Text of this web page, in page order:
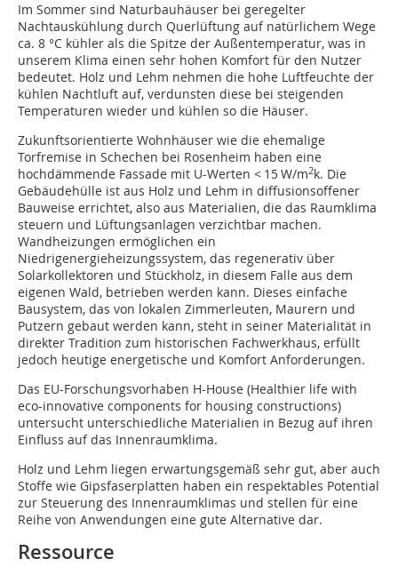
Im Sommer sind Naturbauhäuser bei geregelter
Nachtauskühlung durch Querlüftung auf natürlichem Wege
ca. 8 °C kühler als die Spitze der Außentemperatur, was in
unserem Klima einen sehr hohen Komfort für den Nutzer
bedeutet. Holz und Lehm nehmen die hohe Luftfeuchte der
kühlen Nachtluft auf, verdunsten diese bei steigenden
Temperatu­ren wieder und kühlen so die Häuser.
Zukunftsorientierte Wohnhäuser wie die ehemalige
Torfremise in Schechen bei Rosenheim haben eine
hochdämmende Fassade mit U-Werten < 15 W/m2k. Die
Gebäudehülle ist aus Holz und Lehm in diffusionsoffener
Bauweise errichtet, also aus Materialien, die das Raumklima
steuern und Lüftungsanlagen verzichtbar machen.
Wandheizungen ermöglichen ein
Niedrigenergieheizungssystem, das regenerativ über
Solarkollektoren und Stückholz, in diesem Falle aus dem
eigenen Wald, betrieben werden kann. Dieses einfache
Bausystem, das von lokalen Zimmerleuten, Maurern und
Putzern gebaut werden kann, steht in seiner Materialität in
direkter Tradition zum historischen Fachwerkhaus, erfüllt
jedoch heutige energetische und Komfort Anforderungen.
Das EU-Forschungsvorhaben H-House (Healthier life with
eco-innovative components for housing constructions)
untersucht unterschiedliche Materialien in Bezug auf ­ihren
Einfluss auf das Innenraumklima.
Holz und Lehm liegen erwartungsgemäß sehr gut, aber auch
Stoffe wie Gipsfaserplatten haben ein respektables Potential
zur Steuerung des Innenraumklimas und stellen für eine
Reihe von Anwendungen eine gute Alternative dar.
Ressource